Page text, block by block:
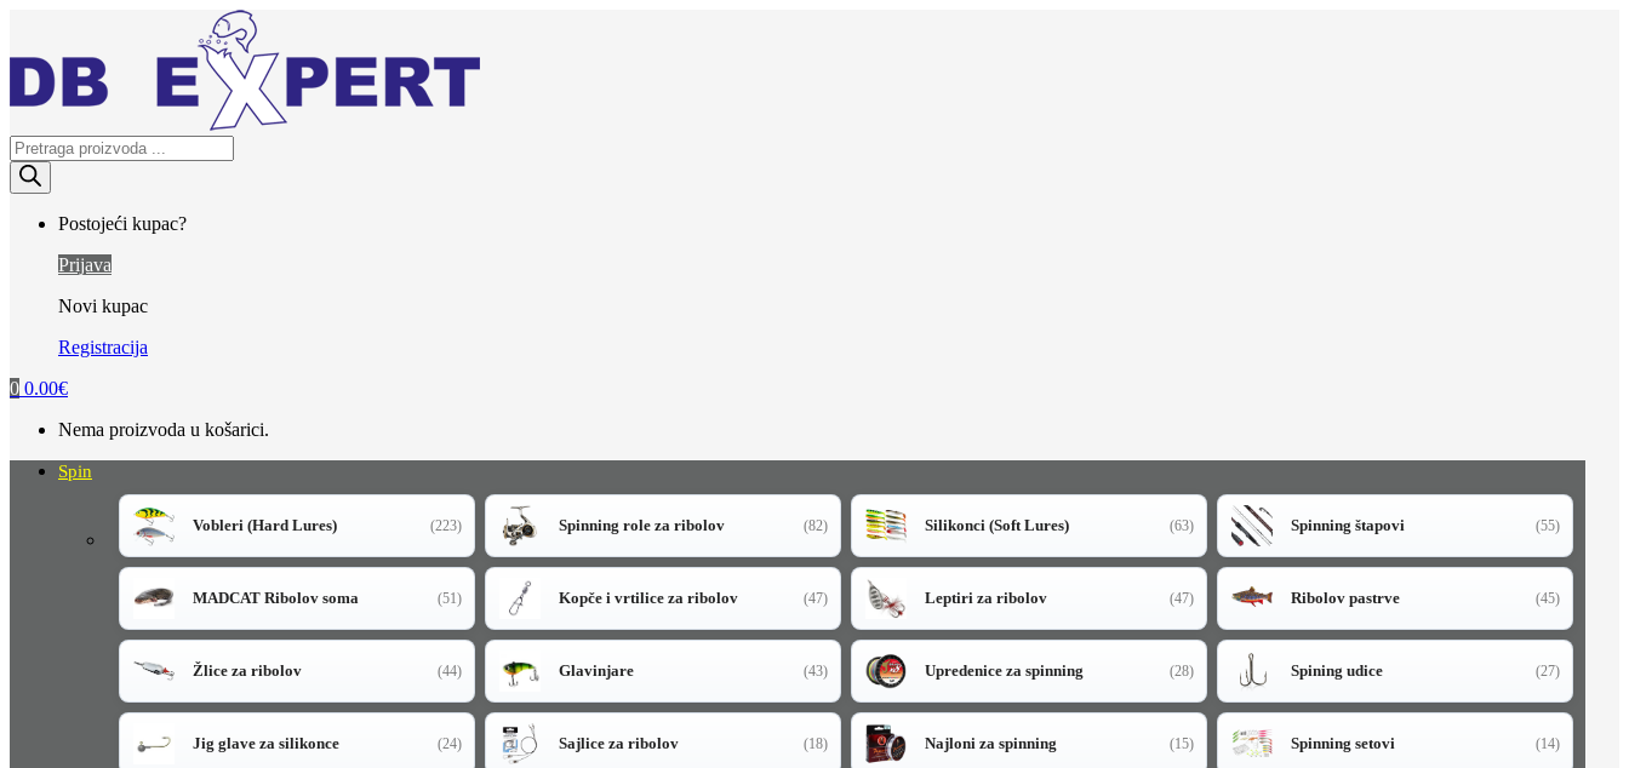
navigation
content
Products
search
Postojeći kupac?
Prijava
Novi kupac
Registracija
0 0.00€
Nema proizvoda u košarici.
Spin
Vobleri (Hard Lures) (223) Spinning role za ribolov (82) Silikonci (Soft Lures) (63) Spinning štapovi (55)
MADCAT Ribolov soma (51) Kopče i vrtilice za ribolov (47) Leptiri za ribolov (47) Ribolov pastrve (45)
Žlice za ribolov (44) Glavinjare (43) Upredenice za spinning (28) Spining udice (27)
Jig glave za silikonce (24) Sajlice za ribolov (18) Najloni za spinning (15) Spinning setovi (14)